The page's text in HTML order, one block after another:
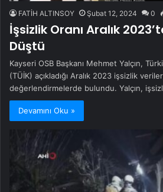
FATİH ALTINSOY Şubat 12, 2024 0
İşsizlik Oranı Aralık
Düştü
Kayseri OSB Başkanı Mehmet Yalçın,
(TÜİK) açıkladığı Aralık 2023 işsizlik
değerlendirmelerde bulundu. Yalçın,
Devamını Oku »